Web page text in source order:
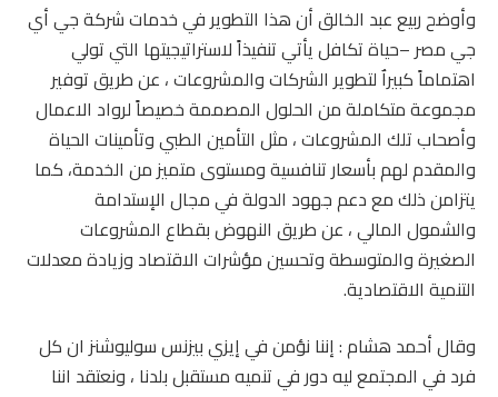
وأوضح ربيع عبد الخالق أن هذا التطوير في خدمات شركة جي أي
جي مصر –حياة تكافل يأتي تنفيذاً لاستراتيجيتها التي تولي
اهتماماً كبيراٌ لتطوير الشركات والمشروعات ، عن طريق توفير
مجموعة متكاملة من الحلول المصممة خصيصاً لرواد الاعمال
وأصحاب تلك المشروعات ، مثل التأمين الطبي وتأمينات الحياة
والمقدم لهم بأسعار تنافسية ومستوى متميز من الخدمة، كما
يتزامن ذلك مع دعم جهود الدولة في مجال الإستدامة
والشمول المالي ، عن طريق النهوض بقطاع المشروعات
الصغيرة والمتوسطة وتحسين مؤشرات الاقتصاد وزيادة معدلات
التنمية الاقتصادية.
وقال أحمد هشام : إننا نؤمن في إيزي بيزنس سوليوشنز ان كل
فرد في المجتمع ليه دور في تنميه مستقبل بلدنا ، ونعتقد اننا